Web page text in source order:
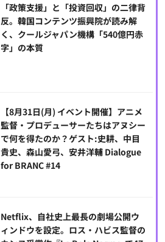
「政策支援」と「投資回収」の二律背
反。韓国コンテンツ振興院が読み解
く、クールジャパン機構「540億円赤
字」の本質
【8月31日(月) イベント開催】アニメ
監督・プロデューサーたちはアヌシー
で何を得たのか？ゲスト:史耕、中目
貴史、森山愛弓、安井洋輔 Dialogue
for BRANC #14
Netflix、自社史上最長の劇場公開ウ
ィンドウを設定。ロス・ハビス監督の